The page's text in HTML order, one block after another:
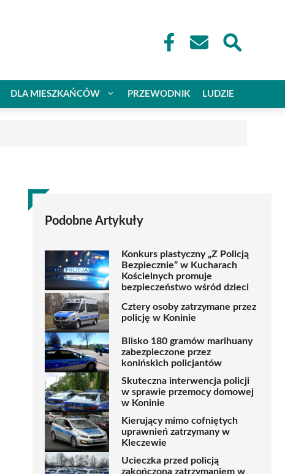
DLA MIESZKAŃCÓW PRZEWODNIK LUDZIE
Podobne Artykuły
Konkurs plastyczny „Z Policją
Bezpiecznie” w Kucharach
Kościelnych promuje
bezpieczeństwo wśród dzieci
Cztery osoby zatrzymane przez
policję w Koninie
Blisko 180 gramów marihuany
zabezpieczone przez
konińskich policjantów
Skuteczna interwencja policji
w sprawie przemocy domowej
w Koninie
Kierujący mimo cofniętych
uprawnień zatrzymany w
Kleczewie
Ucieczka przed policją
zakończona zatrzymaniem w